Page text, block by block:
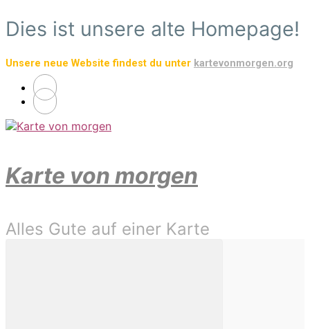
Zum
Hauptinhalt
Dies ist unsere alte Homepage!
Unsere neue Website findest du unter kartevonmorgen.org
Karte von morgen
Alles Gute auf einer Karte